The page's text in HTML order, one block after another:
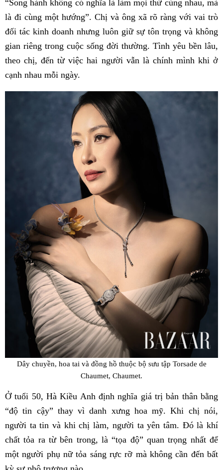
“Song hành không có nghĩa là làm mọi thứ cùng nhau, mà
là đi cùng một hướng”. Chị và ông xã rõ ràng với vai trò
đối tác kinh doanh nhưng luôn giữ sự tôn trọng và không
gian riêng trong cuộc sống đời thường. Tình yêu bền lâu,
theo chị, đến từ việc hai người vẫn là chính mình khi ở
cạnh nhau mỗi ngày.
Dây chuyền, hoa tai và đồng hồ thuộc bộ sưu tập Torsade de
Chaumet, Chaumet.
Ở tuổi 50, Hà Kiều Anh định nghĩa giá trị bản thân bằng
“độ tin cậy” thay vì danh xưng hoa mỹ. Khi chị nói,
người ta tin và khi chị làm, người ta yên tâm. Đó là khí
chất tỏa ra từ bên trong, là “tọa độ” quan trọng nhất để
một người phụ nữ tỏa sáng rực rỡ mà không cần đến bất